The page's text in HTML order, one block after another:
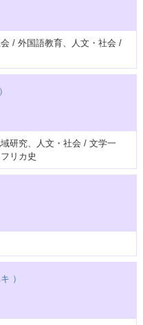
/ 外国語教育、人文・社会 /
研究、人文・社会 / 文学一
リカ史
）